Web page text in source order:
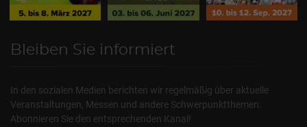
Bleiben Sie informiert
In den sozialen Medien berichten wir regelmäßig über aktuelle
Veranstaltungen, Messen und andere Schwerpunktthemen.
Abonnieren Sie den entsprechenden Kanal!